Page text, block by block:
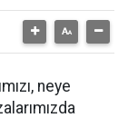
neye